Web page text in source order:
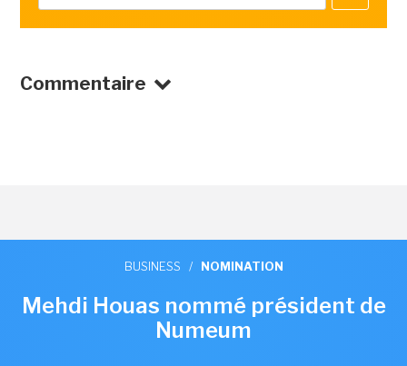
Commentaire
BUSINESS / NOMINATION
Mehdi Houas nommé président de
Numeum